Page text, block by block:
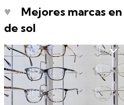
♥
Mejores marcas
de sol